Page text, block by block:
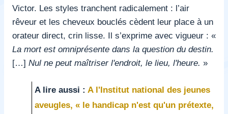
Victor. Les styles tranchent radicalement : l’air
rêveur et les cheveux bouclés cèdent leur place à un
orateur direct, crin lisse. Il s’exprime avec vigueur : «
La mort est omniprésente dans la question du destin.
[…] Nul ne peut maîtriser l'endroit, le lieu, l'heure. »
A lire aussi : A l'Institut national des jeunes
aveugles, « le handicap n'est qu'un prétexte,